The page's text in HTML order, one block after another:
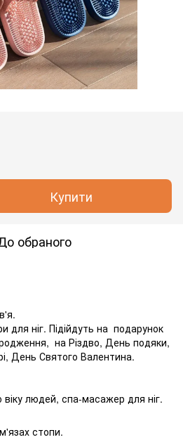
Купити
обраного
для ніг. Підійдуть на подарунок
на Різдво, День подяки,
День Святого Валентина.
людей, спа-масажер для ніг.
стопи.